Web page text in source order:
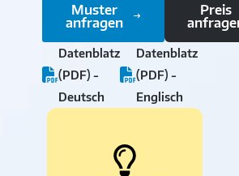
Muster
anfragen
Preis
Datenblatz
(PDF) -
Deutsch
Datenblatz
(PDF) -
Englisch